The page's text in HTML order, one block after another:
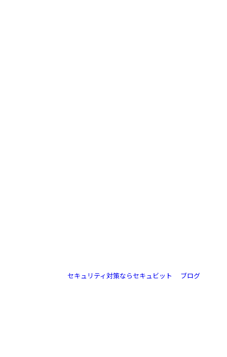
セキュリティ対策ならセキュビット ブログ